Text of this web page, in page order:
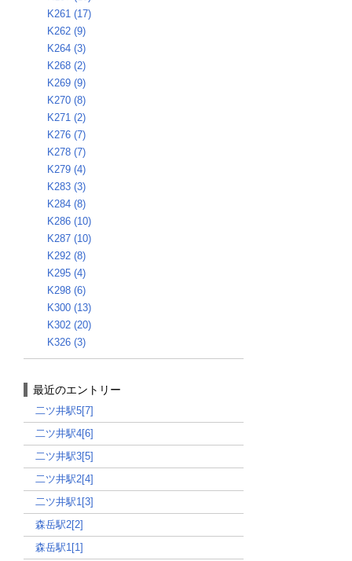
K261 (17)
K262 (9)
K264 (3)
K268 (2)
K269 (9)
K270 (8)
K271 (2)
K276 (7)
K278 (7)
K279 (4)
K283 (3)
K284 (8)
K286 (10)
K287 (10)
K292 (8)
K295 (4)
K298 (6)
K300 (13)
K302 (20)
K326 (3)
最近のエントリー
二ツ井駅5[7]
二ツ井駅4[6]
二ツ井駅3[5]
二ツ井駅2[4]
二ツ井駅1[3]
森岳駅2[2]
森岳駅1[1]